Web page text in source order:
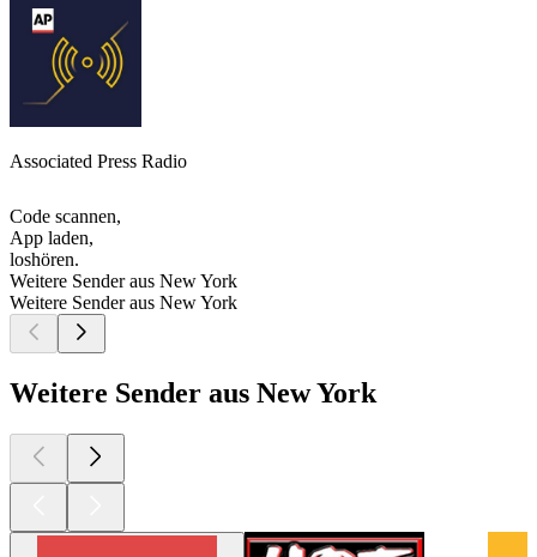
Associated Press Radio
Code scannen,
App laden,
loshören.
Weitere Sender aus New York
Weitere Sender aus New York
Weitere Sender aus New York